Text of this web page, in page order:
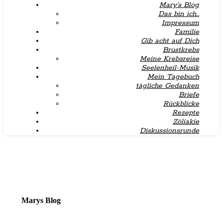
Mary’s Blog
Das bin ich…
Impressum
Familie
Gib acht auf Dich
Brustkrebs
Meine Krebsreise
Seelenheil-Musik
Mein Tagebuch
tägliche Gedanken
Briefe
Rückblicke
Rezepte
Zöliakie
Diskussionsrunde
Marys Blog